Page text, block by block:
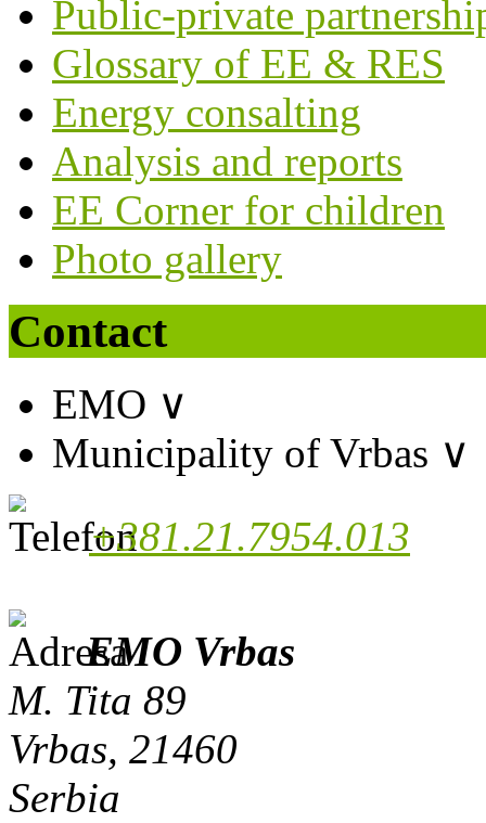
Public-private
Glossary of EE & RES
Energy consalting
Analysis and reports
EE Corner for children
Photo gallery
Contact
EMO ∨
Municipality of Vrbas ∨
+381.21.7954.013
EMO Vrbas
M. Tita 89
Vrbas, 21460
Serbia